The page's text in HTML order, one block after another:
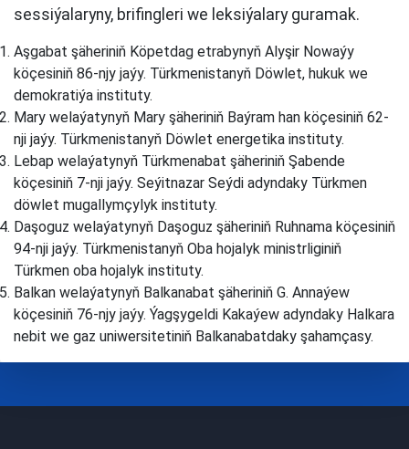
sessiýalaryny, brifingleri we leksiýalary guramak.
Aşgabat şäheriniň Köpetdag etrabynyň Alyşir Nowaýy
köçesiniň 86-njy jaýy. Türkmenistanyň Döwlet, hukuk we
demokratiýa instituty.
Mary welaýatynyň Mary şäheriniň Baýram han köçesiniň 62-
nji jaýy. Türkmenistanyň Döwlet energetika instituty.
Lebap welaýatynyň Türkmenabat şäheriniň Şabende
köçesiniň 7-nji jaýy. Seýitnazar Seýdi adyndaky Türkmen
döwlet mugallymçylyk instituty.
Daşoguz welaýatynyň Daşoguz şäheriniň Ruhnama köçesiniň
94-nji jaýy. Türkmenistanyň Oba hojalyk ministrliginiň
Türkmen oba hojalyk instituty.
Balkan welaýatynyň Balkanabat şäheriniň G. Annaýew
köçesiniň 76-njy jaýy. Ýagşygeldi Kakaýew adyndaky Halkara
nebit we gaz uniwersitetiniň Balkanabatdaky şahamçasy.